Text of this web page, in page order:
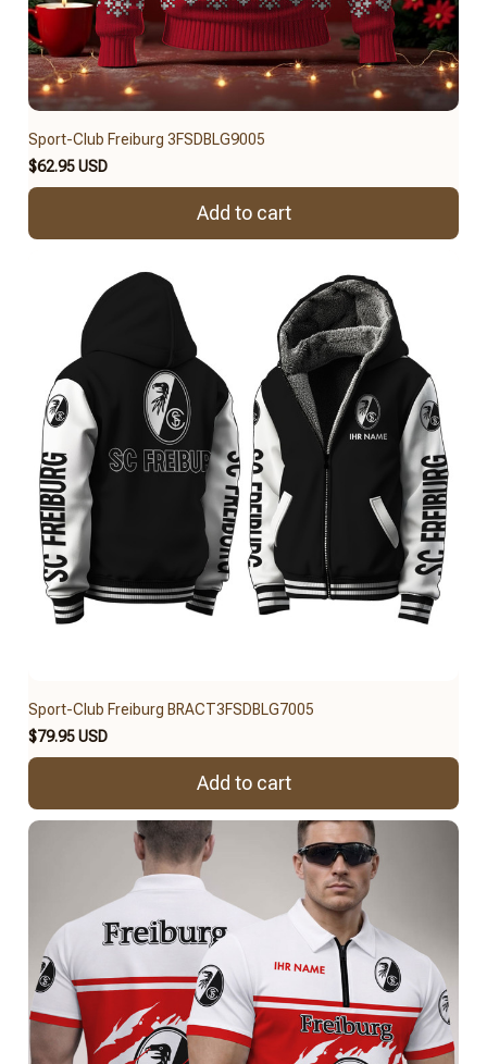
Sport-Club Freiburg 3FSDBLG9005
$62.95 USD
Add to cart
Sport-Club Freiburg BRACT3FSDBLG7005
$79.95 USD
Add to cart